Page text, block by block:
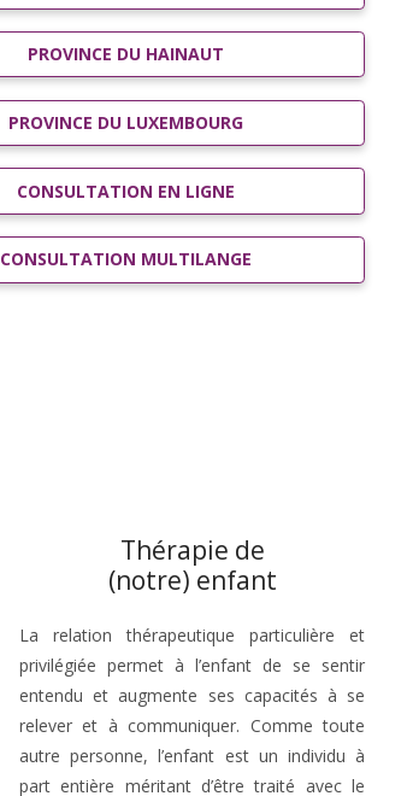
PROVINCE DU HAINAUT
PROVINCE DU LUXEMBOURG
CONSULTATION EN LIGNE
CONSULTATION MULTILANGE
Thérapie de
(notre) enfant
La relation thérapeutique particulière et
privilégiée permet à l’enfant de se sentir
entendu et augmente ses capacités à se
relever et à communiquer. Comme toute
autre personne, l’enfant est un individu à
part entière méritant d’être traité avec le